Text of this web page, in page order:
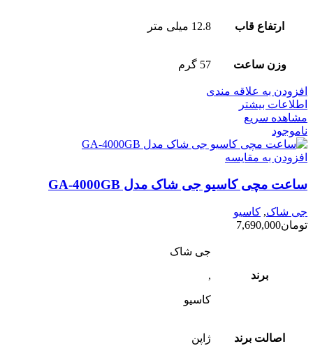
ارتفاع قاب 12.8 میلی متر
وزن ساعت 57 گرم
افزودن به علاقه مندی
اطلاعات بیشتر
مشاهده سریع
ناموجود
افزودن به مقایسه
ساعت مچی کاسیو جی شاک مدل GA-4000GB
جی شاک, کاسیو
تومان7,690,000
برند
جی شاک
,
کاسیو
اصالت برند ژاپن